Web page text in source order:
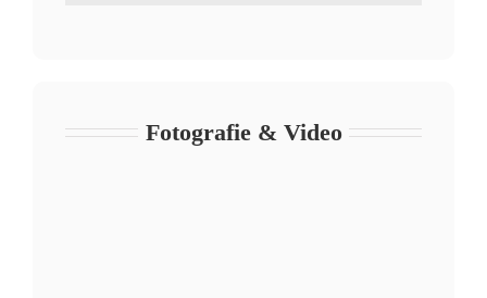
Fotografie & Video